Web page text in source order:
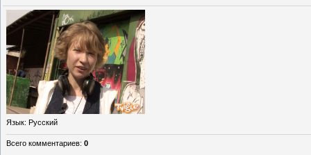
Язык: Русский
Всего комментариев: 0